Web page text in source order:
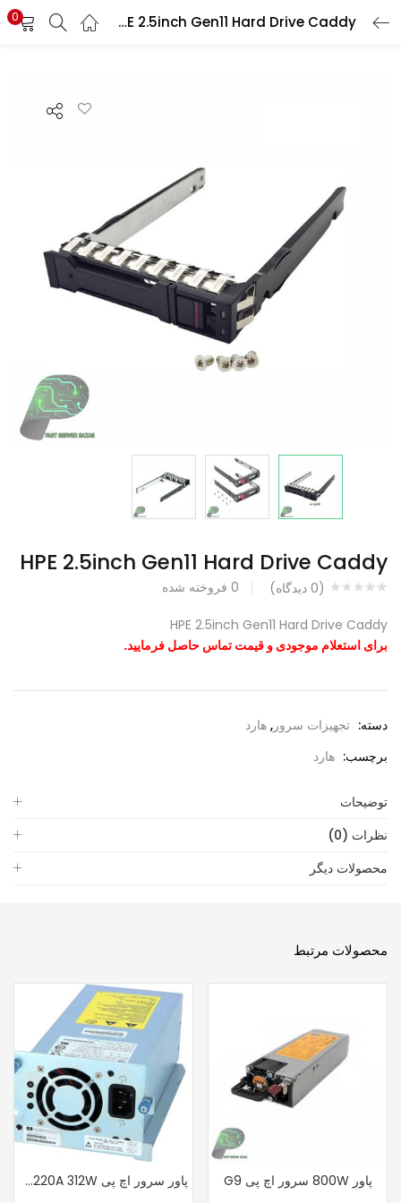
HPE 2.5inch Gen11 Hard Drive Caddy
0
HPE 2.5inch Gen11 Hard Drive Caddy
(
0 دیدگاه) 0 فروخته شده
HPE 2.5inch Gen11 Hard Drive Caddy
برای استعلام موجودی و قیمت تماس حاصل فرمایید.
دسته: تجهیزات سرور, هارد
برچسب: هارد
توضیحات
نظرات (0)
محصولات دیگر
محصولات مرتبط
پاور 800W سرور اچ پی G9 پاور سرور اچ پی AH220A 312W